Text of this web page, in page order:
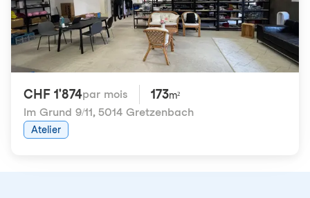
CHF 1'874par mois 173m²
Im Grund 9/11, 5014 Gretzenbach
Atelier